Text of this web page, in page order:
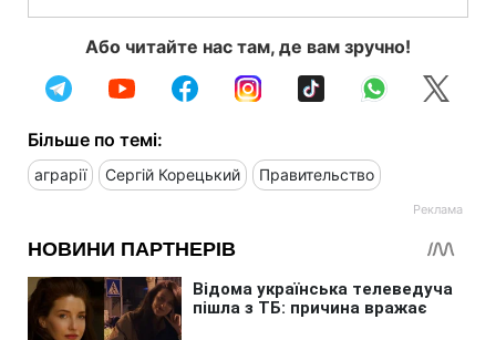
Або читайте нас там, де вам зручно!
Більше по темі:
аграрії Сергій Корецький Правительство